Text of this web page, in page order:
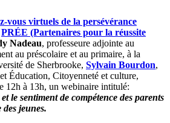
vous virtuels de la persévérance
PRÉE (Partenaires pour la réussite
Nadeau, professeure adjointe au
au préscolaire et au primaire, à la
de Sherbrooke, Sylvain Bourdon,
Éducation, Citoyenneté et culture,
12h à 13h, un webinaire intitulé:
le sentiment de compétence des parents
jeunes.